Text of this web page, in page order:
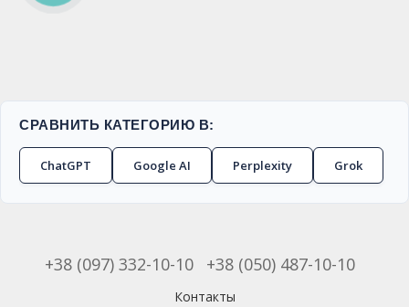
СРАВНИТЬ КАТЕГОРИЮ В:
ChatGPT Google AI Perplexity Grok
+38 (097) 332-10-10 +38 (050) 487-10-10
Контакты